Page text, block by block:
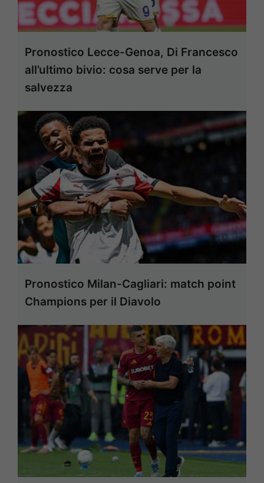
Pronostico Lecce-Genoa, Di Francesco
all’ultimo bivio: cosa serve per la
salvezza
Pronostico Milan-Cagliari: match point
Champions per il Diavolo